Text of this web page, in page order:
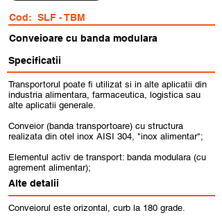
Cod: SLF - TBM
Conveioare cu banda modulara
Specificatii
Transportorul poate fi utilizat si in alte aplicatii din
industria alimentara, farmaceutica, logistica sau
alte aplicatii generale.
Conveior (banda transportoare) cu structura
realizata din otel inox AISI 304, "inox alimentar";
Elementul activ de transport: banda modulara (cu
agrement alimentar);
Alte detalii
Conveiorul este orizontal, curb la 180 grade.